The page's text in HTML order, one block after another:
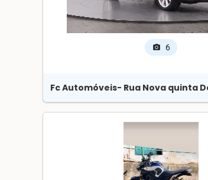
photo_camera 6
Fc Automóveis- Rua Nova quinta